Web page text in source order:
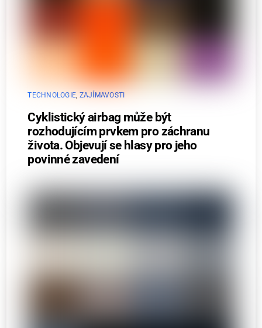
TECHNOLOGIE ZAJÍMAVOSTI
Cyklistický airbag může být
rozhodujícím prvkem pro záchranu
života. Objevují se hlasy pro jeho
povinné zavedení